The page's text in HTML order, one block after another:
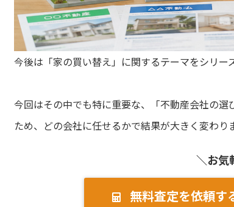
今後は「家の買い替え」に関するテーマをシリー
今回はその中でも特に重要な、「不動産会社の
ため、どの会社に任せるかで結果が大きく変わり
＼お気
無料査定を依頼す